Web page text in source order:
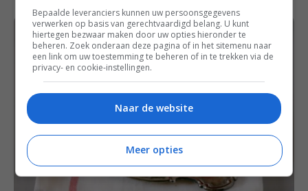
Bepaalde leveranciers kunnen uw persoonsgegevens
verwerken op basis van gerechtvaardigd belang. U kunt
hiertegen bezwaar maken door uw opties hieronder te
beheren. Zoek onderaan deze pagina of in het sitemenu naar
een link om uw toestemming te beheren of in te trekken via de
privacy- en cookie-instellingen.
Naar de website
Meer opties